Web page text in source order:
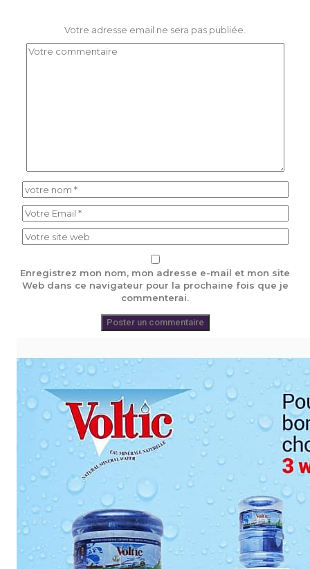
Votre adresse email ne sera pas publiée.
Enregistrez mon nom, mon adresse e-mail et mon site
Web dans ce navigateur pour la prochaine fois que je
commenterai.